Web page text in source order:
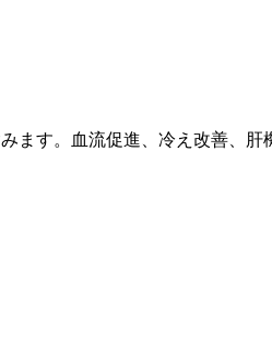
ます。血流促進、冷え改善、肝